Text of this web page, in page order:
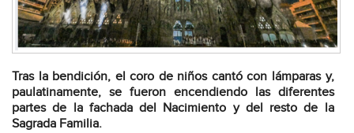
Tras la bendición, el coro de niños cantó con lámparas y,
paulatinamente, se fueron encendiendo las diferentes
partes de la fachada del Nacimiento y del resto de la
Sagrada Familia.